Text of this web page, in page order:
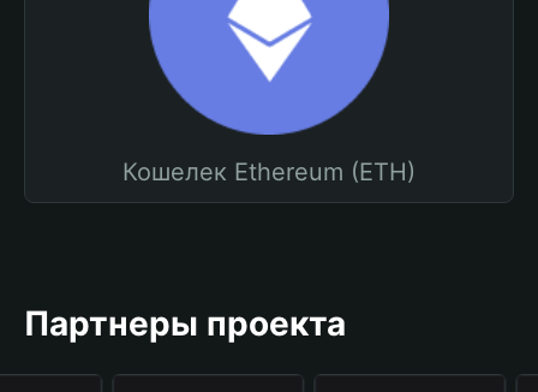
Кошелек Ethereum (ETH)
Партнеры проекта